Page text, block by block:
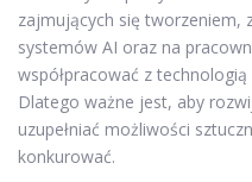
zajmujących się tworzeniem,
systemów AI oraz na
współpracować z
Dlatego ważne jest, aby
uzupełniać możliwości
konkurować.